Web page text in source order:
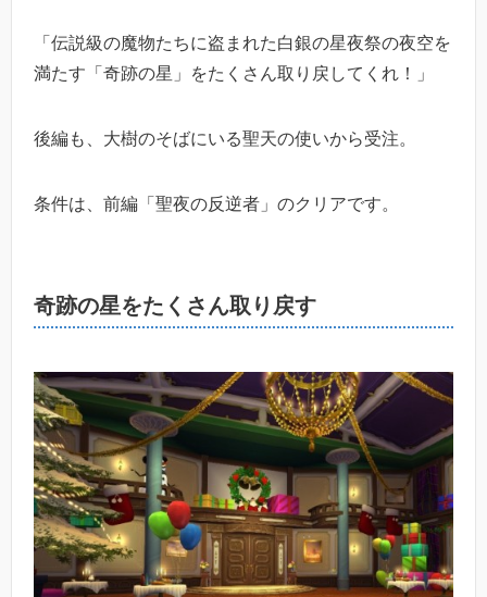
「伝説級の魔物たちに盗まれた白銀の星夜祭の夜空を
満たす「奇跡の星」をたくさん取り戻してくれ！」
後編も、大樹のそばにいる聖天の使いから受注。
条件は、前編「聖夜の反逆者」のクリアです。
奇跡の星をたくさん取り戻す